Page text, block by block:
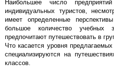
Наибольшее число
индивидуальных туристов,
имеет определенные
большое количество учебных
предпочитают путешествовать в
Что касается уровня
специализируются на
классов.